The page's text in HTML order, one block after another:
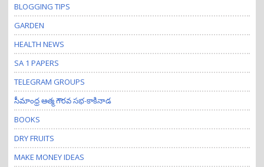
BLOGGING TIPS
GARDEN
HEALTH NEWS
SA 1 PAPERS
TELEGRAM GROUPS
సీమాంధ్ర ఆత్మ గౌరవ సభ-కాకినాడ
BOOKS
DRY FRUITS
MAKE MONEY IDEAS